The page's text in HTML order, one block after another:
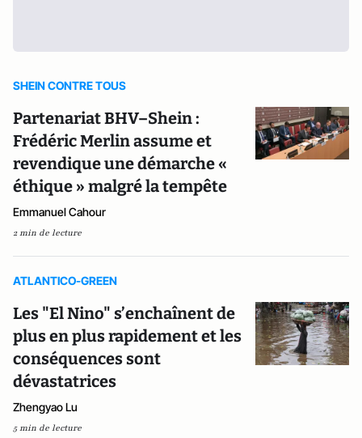
SHEIN CONTRE TOUS
Partenariat BHV–Shein :
Frédéric Merlin assume et
revendique une démarche «
éthique » malgré la tempête
Emmanuel Cahour
2 min de lecture
ATLANTICO-GREEN
Les "El Nino" s’enchaînent de
plus en plus rapidement et les
conséquences sont
dévastatrices
Zhengyao Lu
5 min de lecture